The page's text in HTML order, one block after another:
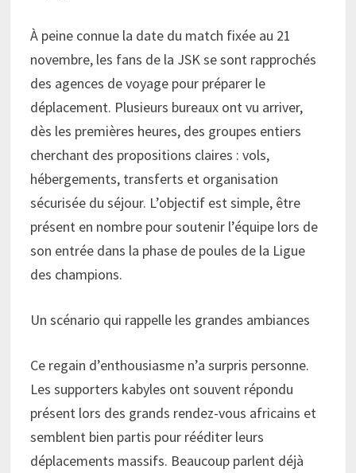
À peine connue la date du match fixée au 21
novembre, les fans de la JSK se sont rapprochés
des agences de voyage pour préparer le
déplacement. Plusieurs bureaux ont vu arriver,
dès les premières heures, des groupes entiers
cherchant des propositions claires : vols,
hébergements, transferts et organisation
sécurisée du séjour. L’objectif est simple, être
présent en nombre pour soutenir l’équipe lors de
son entrée dans la phase de poules de la Ligue
des champions.
Un scénario qui rappelle les grandes ambiances
Ce regain d’enthousiasme n’a surpris personne.
Les supporters kabyles ont souvent répondu
présent lors des grands rendez-vous africains et
semblent bien partis pour rééditer leurs
déplacements massifs. Beaucoup parlent déjà